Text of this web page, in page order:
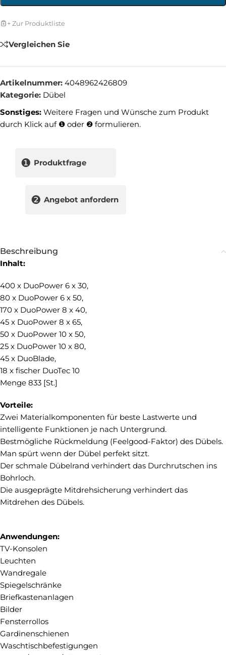
+ Zur Produktliste
Vergleichen Sie
Artikelnummer: 4048962426809
Kategorie: Dübel
Sonstiges: Weitere Fragen und Wünsche zum Produkt
durch Klick auf ❶ oder ❷ formulieren.
❶ Produktfrage
❷ Angebot anfordern
Beschreibung
Inhalt:
400 x DuoPower 6 x 30,
80 x DuoPower 6 x 50,
170 x DuoPower 8 x 40,
45 x DuoPower 8 x 65,
50 x DuoPower 10 x 50,
25 x DuoPower 10 x 80,
45 x DuoBlade,
18 x fischer DuoTec 10
Menge 833 [St.]
Vorteile:
Zwei Materialkomponenten für beste Lastwerte und
intelligente Funktionen je nach Untergrund.
Bestmögliche Rückmeldung (Feelgood-Faktor) des Dübels.
Man spürt wenn der Dübel perfekt sitzt.
Der schmale Dübelrand verhindert das Durchrutschen ins
Bohrloch.
Die ausgeprägte Mitdrehsicherung verhindert das
Mitdrehen des Dübels.
Anwendungen:
TV-Konsolen
Leuchten
Wandregale
Spiegelschränke
Briefkastenanlagen
Bilder
Fensterrollos
Gardinenschienen
Waschtischbefestigungen